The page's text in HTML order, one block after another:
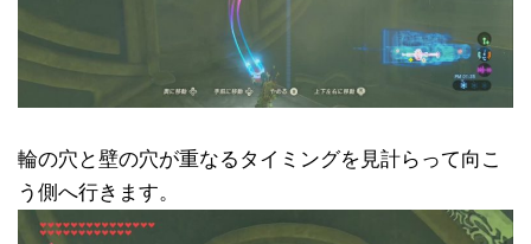
輪の穴と壁の穴が重なるタイミングを見計らって向こ
う側へ行きます。